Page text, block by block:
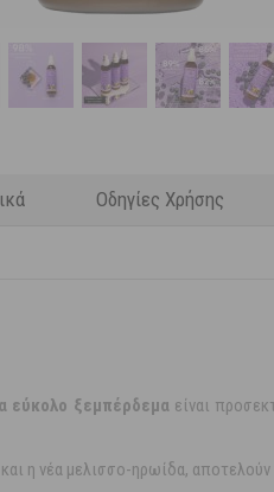
Οδηγίες Χρήσης
εύκολο ξεμπέρδεμα είναι
η νέα μελισσο-ηρωίδα,